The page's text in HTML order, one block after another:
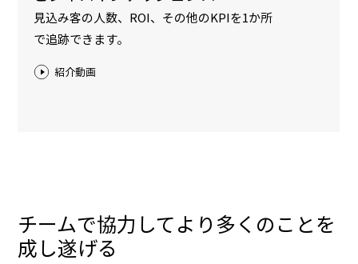
見込み客の人数、ROI、その他のKPIを1か所
で追跡できます。
紹介動画
チームで協力してより多くのことを
成し遂げる